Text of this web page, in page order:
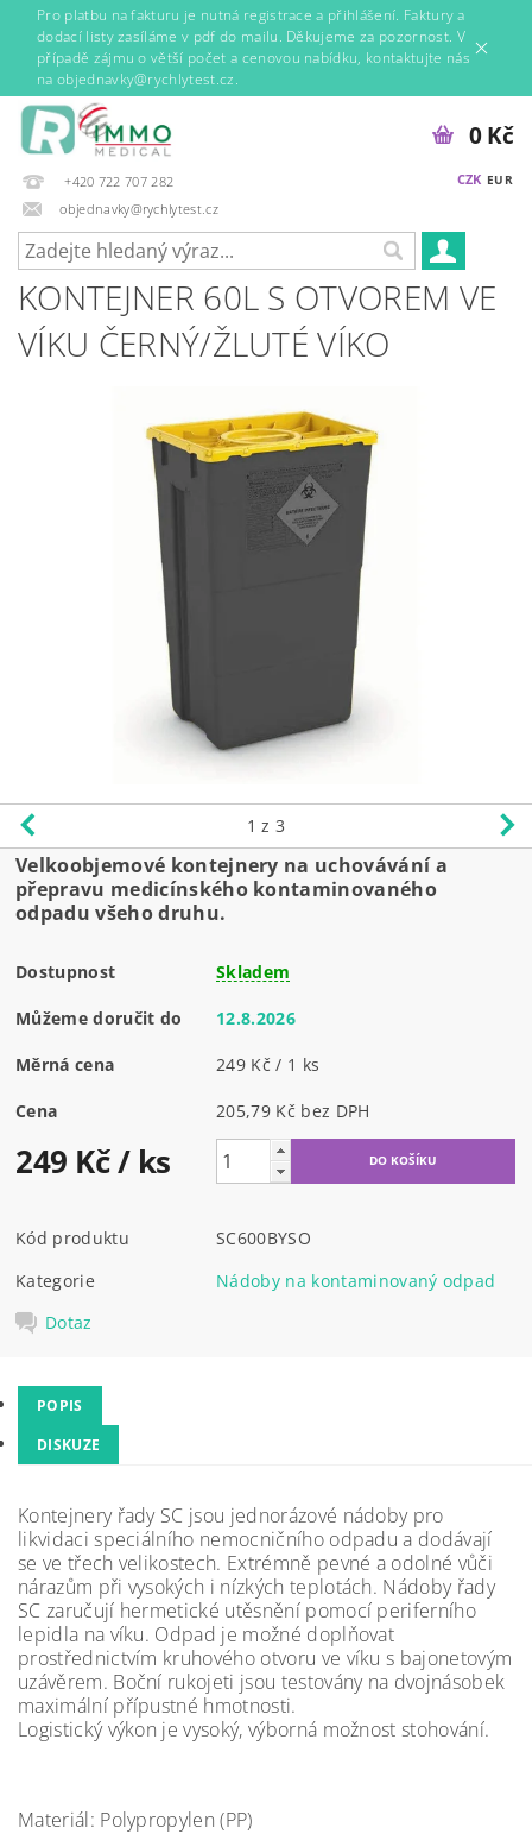
Pro platbu na fakturu je nutná registrace a přihlášení. Faktury a
dodací listy zasíláme v pdf do mailu. Děkujeme za pozornost. V
případě zájmu o větší počet a cenovou nabídku, kontaktujte nás
na objednavky@rychlytest.cz.
+420 722 707 282
objednavky@rychlytest.cz
CZK EUR
0 Kč
KONTEJNER 60L S OTVOREM VE
VÍKU ČERNÝ/ŽLUTÉ VÍKO
1 z 3
Velkoobjemové kontejnery na uchovávání a
přepravu medicínského kontaminovaného
odpadu všeho druhu.
Dostupnost Skladem
Můžeme doručit do 12.8.2026
Měrná cena 249 Kč / 1 ks
Cena 205,79 Kč bez DPH
249 Kč/ ks
Kód produktu
SC600BYSO
Kategorie
Nádoby na kontaminovaný odpad
Dotaz
POPIS
DISKUZE
Kontejnery řady SC jsou jednorázové nádoby pro
likvidaci speciálního nemocničního odpadu a dodávají
se ve třech velikostech. Extrémně pevné a odolné vůči
nárazům při vysokých i nízkých teplotách. Nádoby řady
SC zaručují hermetické utěsnění pomocí periferního
lepidla na víku. Odpad je možné doplňovat
prostřednictvím kruhového otvoru ve víku s bajonetovým
uzávěrem. Boční rukojeti jsou testovány na dvojnásobek
maximální přípustné hmotnosti.
Logistický výkon je vysoký, výborná možnost stohování.
Materiál: Polypropylen (PP)